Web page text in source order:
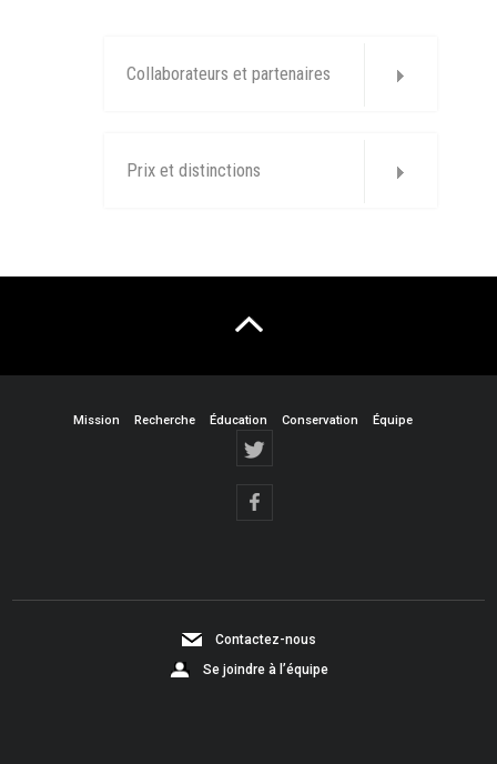
Collaborateurs et partenaires
Prix et distinctions
Mission Recherche Éducation Conservation Équipe
Contactez-nous
Se joindre à l’équipe